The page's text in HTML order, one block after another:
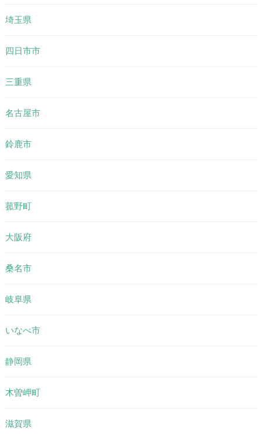
埼玉県
四日市市
三重県
名古屋市
鈴鹿市
愛知県
菰野町
大阪府
桑名市
岐阜県
いなべ市
静岡県
木曽岬町
滋賀県